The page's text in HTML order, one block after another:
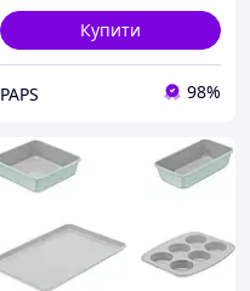
Купити
PAPS 98%